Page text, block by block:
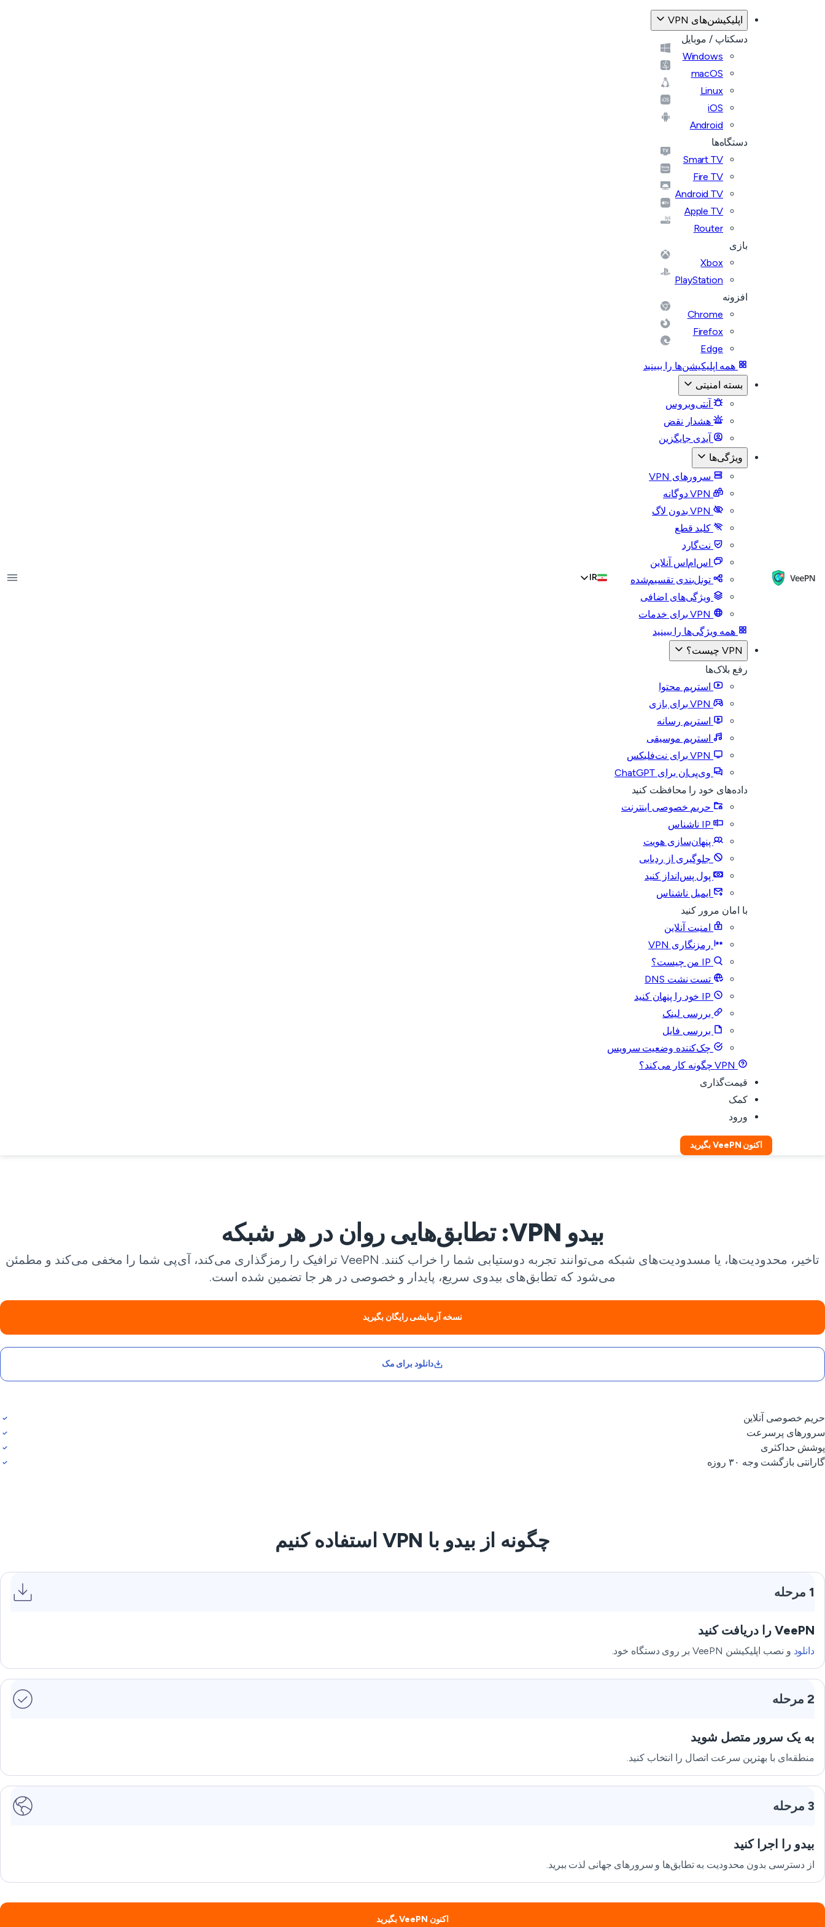
اپلیکیشن‌های VPN
دسکتاپ / موبایل
Windows
macOS
Linux
iOS
Android
دستگاه‌ها
Smart TV
Fire TV
Android TV
Apple TV
Router
بازی
Xbox
PlayStation
افزونه
Chrome
Firefox
Edge
همه اپلیکیشن‌ها را ببینید
بسته امنیتی
آنتی‌ویروس
هشدار نقض
آیدی جایگزین
ویژگی‌ها
سرورهای VPN
کلید قطع
نت‌گارد
اس‌ام‌اس آنلاین
تونل‌بندی تقسیم‌شده
ویژگی‌های اضافی
همه ویژگی‌ها را ببینید
VPN چیست؟
رفع بلاک‌ها
استریم محتوا
استریم رسانه
استریم موسیقی
وی‌پی‌ان برای ChatGPT
داده‌های خود را محافظت کنید
حریم خصوصی اینترنت
پنهان‌سازی هویت
جلوگیری از ردیابی
پول پس‌انداز کنید
ایمیل ناشناس
با امان مرور کنید
امنیت آنلاین
رمزنگاری VPN
تست نشت DNS
بررسی لینک
بررسی فایل
چک‌کننده وضعیت سرویس
قیمت‌گذاری
کمک
ورود
اکنون VeePN بگیرید
IR
بیدو VPN: تطابق‌هایی روان در هر شبکه
تاخیر، محدودیت‌ها، یا مسدودیت‌های شبکه می‌توانند تجربه دوستیابی شما را خراب کنند. VeePN ترافیک را رمزگذاری می‌کند، آی‌پی شما را مخفی می‌کند و مطمئن
می‌شود که تطابق‌های بیدوی سریع، پایدار و خصوصی در هر جا تضمین شده است.
نسخه آزمایشی رایگان بگیرید
دانلود برای مک
حریم خصوصی آنلاین
سرورهای پرسرعت
پوشش حداکثری
گارانتی بازگشت وجه ۳۰ روزه
چگونه از بیدو با VPN استفاده کنیم
1 مرحله
VeePN را دریافت کنید
دانلود و نصب اپلیکیشن VeePN بر روی دستگاه خود.
2 مرحله
به یک سرور متصل شوید
منطقه‌ای با بهترین سرعت اتصال را انتخاب کنید.
3 مرحله
بیدو را اجرا کنید
از دسترسی بدون محدودیت به تطابق‌ها و سرورهای جهانی لذت ببرید.
اکنون VeePN بگیرید